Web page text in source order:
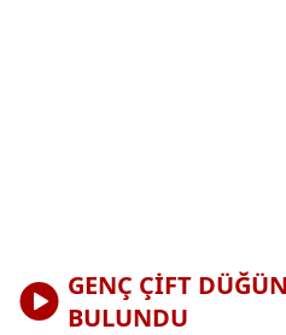
GENÇ ÇİFT
BULUNDU